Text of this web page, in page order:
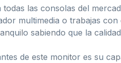
las consolas del
multimedia o trabajas
sabiendo que la
de este monitor es su